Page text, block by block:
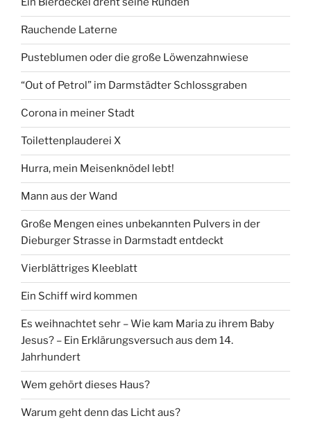
Rauchende Laterne
Pusteblumen oder die große Löwenzahnwiese
“Out of Petrol” im Darmstädter Schlossgraben
Corona in meiner Stadt
Toilettenplauderei X
Hurra, mein Meisenknödel lebt!
Mann aus der Wand
Große Mengen eines unbekannten Pulvers in der
Dieburger Strasse in Darmstadt entdeckt
Vierblättriges Kleeblatt
Ein Schiff wird kommen
Es weihnachtet sehr – Wie kam Maria zu ihrem Baby
Jesus? – Ein Erklärungsversuch aus dem 14.
Jahrhundert
Wem gehört dieses Haus?
Warum geht denn das Licht aus?